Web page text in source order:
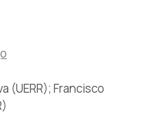
(UERR); Francisco